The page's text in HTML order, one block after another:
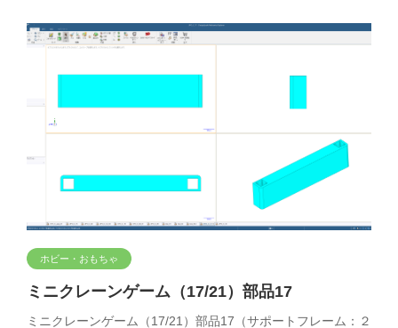
ホビー・おもちゃ
ミニクレーンゲーム（17/21）部品17
ミニクレーンゲーム（17/21）部品17（サポートフレーム：２